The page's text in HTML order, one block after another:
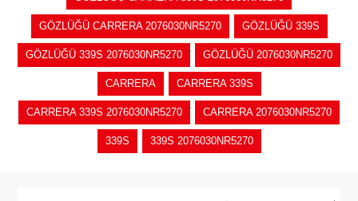
GÖZLÜĞÜ CARRERA 2076030NR5270 GÖZLÜĞÜ 339S
GÖZLÜĞÜ 339S 2076030NR5270 GÖZLÜĞÜ 2076030NR5270
CARRERA CARRERA 339S
CARRERA 339S 2076030NR5270 CARRERA 2076030NR5270
339S 339S 2076030NR5270